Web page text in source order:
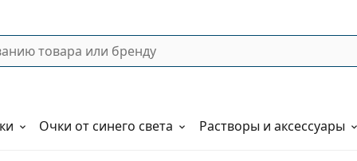
Очки от синего света Растворы и аксессуары